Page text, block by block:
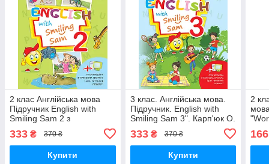
2 клас Англійська мова
Підручник English with
Smiling Sam 2 з
аудіосупроводом Карпюк
О. Лібра Терра
333 ₴ 370 ₴
Купити
3 клас. Англійська мова.
Підручник. English with
Smiling Sam 3". Карп'юк О.
333₴ 370 ₴
Купити
2